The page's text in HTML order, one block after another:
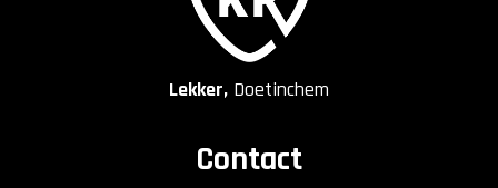
Lekker, Doetinchem
Contact